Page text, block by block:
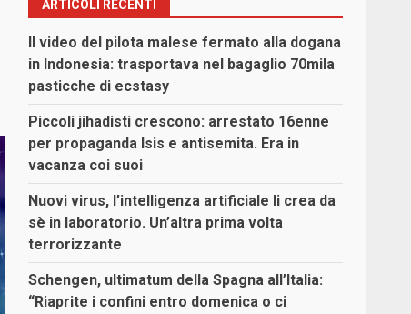
ARTICOLI RECENTI
Il video del pilota malese fermato alla dogana
in Indonesia: trasportava nel bagaglio 70mila
pasticche di ecstasy
Piccoli jihadisti crescono: arrestato 16enne
per propaganda Isis e antisemita. Era in
vacanza coi suoi
Nuovi virus, l’intelligenza artificiale li crea da
sè in laboratorio. Un’altra prima volta
terrorizzante
Schengen, ultimatum della Spagna all’Italia:
“Riaprite i confini entro domenica o ci